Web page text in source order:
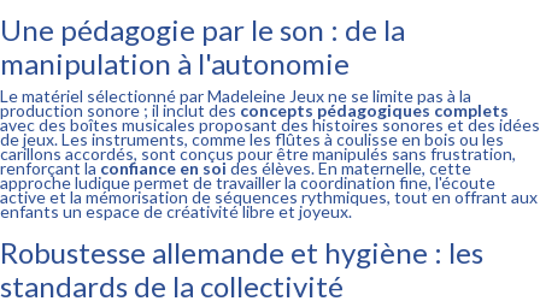
Une pédagogie par le son : de la
manipulation à l'autonomie
Le matériel sélectionné par Madeleine Jeux ne se limite pas à la
production sonore ; il inclut des concepts pédagogiques complets
avec des boîtes musicales proposant des histoires sonores et des idées
de jeux. Les instruments, comme les flûtes à coulisse en bois ou les
carillons accordés, sont conçus pour être manipulés sans frustration,
renforçant la confiance en soi des élèves. En maternelle, cette
approche ludique permet de travailler la coordination fine, l'écoute
active et la mémorisation de séquences rythmiques, tout en offrant aux
enfants un espace de créativité libre et joyeux.
Robustesse allemande et hygiène : les
standards de la collectivité